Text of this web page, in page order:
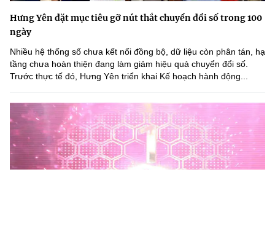
Hưng Yên đặt mục tiêu gỡ nút thắt chuyển đổi số trong 100
ngày
Nhiều hệ thống số chưa kết nối đồng bộ, dữ liệu còn phân tán, hạ
tầng chưa hoàn thiện đang làm giảm hiệu quả chuyển đổi số.
Trước thực tế đó, Hưng Yên triển khai Kế hoạch hành động...